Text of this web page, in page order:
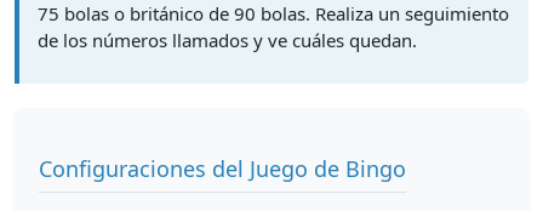
75 bolas o británico de 90 bolas. Realiza un seguimiento
de los números llamados y ve cuáles quedan.
Configuraciones del Juego de Bingo